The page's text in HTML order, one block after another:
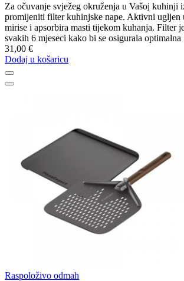
Za očuvanje svježeg okruženja u Vašoj kuhinji
promijeniti filter kuhinjske nape. Aktivni ugljen
mirise i apsorbira masti tijekom kuhanja. Filter
svakih 6 mjeseci kako bi se osigurala optimalna
31,00 €
Dodaj u košaricu
Raspoloživo odmah